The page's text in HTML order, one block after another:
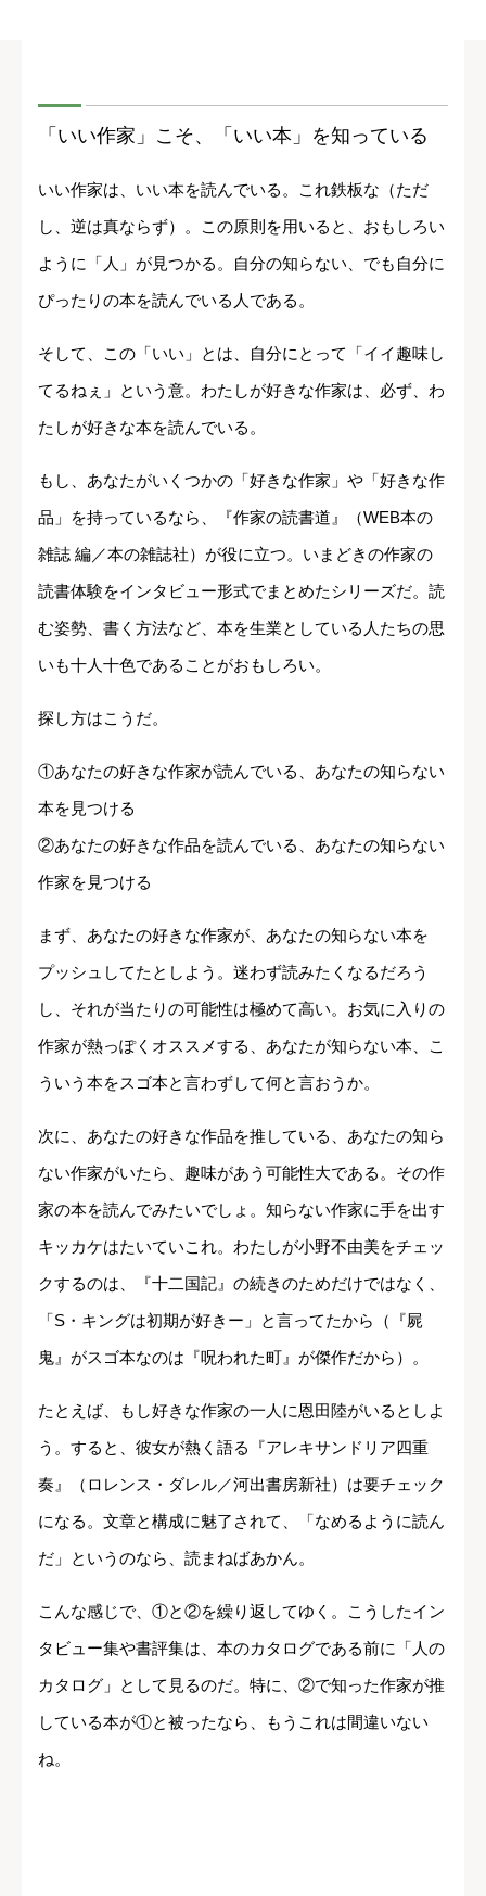
「いい作家」こそ、「いい本」を知っている
いい作家は、いい本を読んでいる。これ鉄板な（ただ
し、逆は真ならず）。この原則を用いると、おもしろい
ように「人」が見つかる。自分の知らない、でも自分に
ぴったりの本を読んでいる人である。
そして、この「いい」とは、自分にとって「イイ趣味し
てるねぇ」という意。わたしが好きな作家は、必ず、わ
たしが好きな本を読んでいる。
もし、あなたがいくつかの「好きな作家」や「好きな作
品」を持っているなら、『作家の読書道』（WEB本の
雑誌 編／本の雑誌社）が役に立つ。いまどきの作家の
読書体験をインタビュー形式でまとめたシリーズだ。読
む姿勢、書く方法など、本を生業としている人たちの思
いも十人十色であることがおもしろい。
探し方はこうだ。
①あなたの好きな作家が読んでいる、あなたの知らない
本を見つける
②あなたの好きな作品を読んでいる、あなたの知らない
作家を見つける
まず、あなたの好きな作家が、あなたの知らない本を
プッシュしてたとしよう。迷わず読みたくなるだろう
し、それが当たりの可能性は極めて高い。お気に入りの
作家が熱っぽくオススメする、あなたが知らない本、こ
ういう本をスゴ本と言わずして何と言おうか。
次に、あなたの好きな作品を推している、あなたの知ら
ない作家がいたら、趣味があう可能性大である。その作
家の本を読んでみたいでしょ。知らない作家に手を出す
キッカケはたいていこれ。わたしが小野不由美をチェッ
クするのは、『十二国記』の続きのためだけではなく、
「S・キングは初期が好きー」と言ってたから（『屍
鬼』がスゴ本なのは『呪われた町』が傑作だから）。
たとえば、もし好きな作家の一人に恩田陸がいるとしよ
う。すると、彼女が熱く語る『アレキサンドリア四重
奏』（ロレンス・ダレル／河出書房新社）は要チェック
になる。文章と構成に魅了されて、「なめるように読ん
だ」というのなら、読まねばあかん。
こんな感じで、①と②を繰り返してゆく。こうしたイン
タビュー集や書評集は、本のカタログである前に「人の
カタログ」として見るのだ。特に、②で知った作家が推
している本が①と被ったなら、もうこれは間違いない
ね。